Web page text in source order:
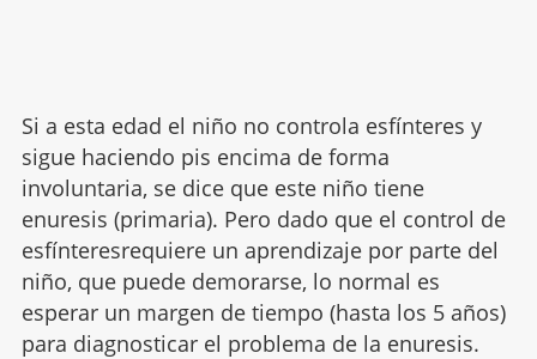
Si a esta edad el niño no controla esfínteres y
sigue haciendo pis encima de forma
involuntaria, se dice que este niño tiene
enuresis (primaria). Pero dado que el control de
esfínteresrequiere un aprendizaje por parte del
niño, que puede demorarse, lo normal es
esperar un margen de tiempo (hasta los 5 años)
para diagnosticar el problema de la enuresis.